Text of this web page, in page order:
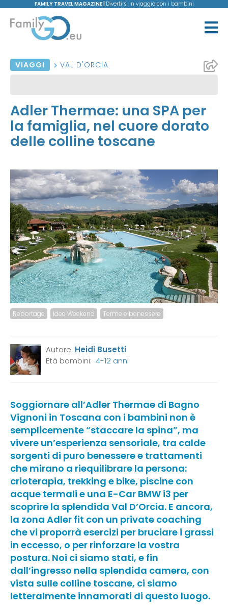
FAMILY TRAVEL MAGAZINE | Divertirsi in viaggio con i bambini
VIAGGI VAL D'ORCIA
Adler Thermae: una SPA per
la famiglia, nel cuore dorato
delle colline toscane
Reportage Idee Weekend Terme e benessere
Autore: Heidi Busetti
Età bambini: 4-12 anni
Soggiornare all’Adler Thermae di Bagno
Vignoni in Toscana con i bambini non è
semplicemente “staccare la spina”, ma
vivere un’esperienza sensoriale, tra calde
sorgenti di puro benessere e trattamenti
che mirano a riequilibrare la persona:
crioterapia, trekking e bike, piscine con
acque termali e una E-Car BMW i3 per
scoprire la splendida Val D’Orcia. E ancora,
la zona Adler fit con un private coaching
che vi proporrà esercizi per bruciare i grassi
in eccesso, o per rinforzare la vostra
postura. Noi ci siamo stati, e fin
dall’ingresso nella splendida camera, con
vista sulle colline toscane, ci siamo
letteralmente innamorati di questo luogo.